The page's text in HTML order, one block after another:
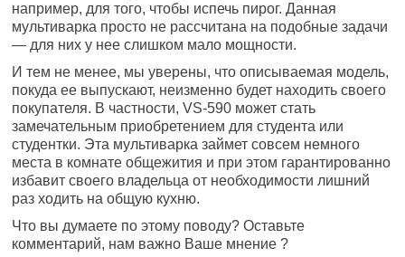
например, для того, чтобы испечь пирог. Данная
мультиварка просто не рассчитана на подобные задачи
— для них у нее слишком мало мощности.
И тем не менее, мы уверены, что описываемая модель,
покуда ее выпускают, неизменно будет находить своего
покупателя. В частности, VS-590 может стать
замечательным приобретением для студента или
студентки. Эта мультиварка займет совсем немного
места в комнате общежития и при этом гарантированно
избавит своего владельца от необходимости лишний
раз ходить на общую кухню.
Что вы думаете по этому поводу? Оставьте
комментарий, нам важно Ваше мнение ?